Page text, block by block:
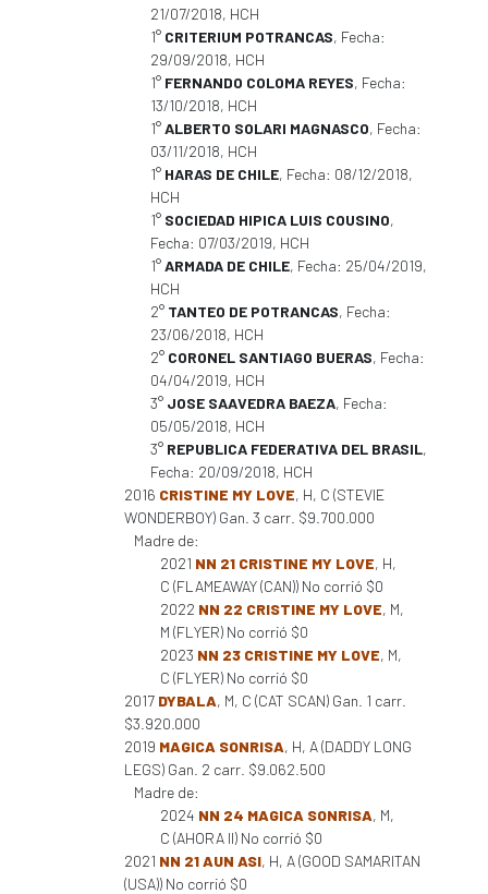
21/07/2018, HCH
1° CRITERIUM POTRANCAS, Fecha:
29/09/2018, HCH
1° FERNANDO COLOMA REYES, Fecha:
13/10/2018, HCH
1°ALBERTO SOLARI MAGNASCO, Fecha:
03/11/2018, HCH
1° HARAS DE CHILE, Fecha: 08/12/2018,
HCH
1° SOCIEDAD HIPICA LUIS COUSINO,
Fecha: 07/03/2019, HCH
1°ARMADA DE CHILE, Fecha: 25/04/2019,
HCH
2° TANTEO DE POTRANCAS, Fecha:
23/06/2018, HCH
2° CORONEL SANTIAGO BUERAS, Fecha:
04/04/2019, HCH
3° JOSE SAAVEDRA BAEZA, Fecha:
05/05/2018, HCH
3° REPUBLICA FEDERATIVA DEL BRASIL,
Fecha: 20/09/2018, HCH
2016 CRISTINE MY LOVE, H, C (STEVIE
WONDERBOY) Gan. 3 carr. $9.700.000
Madre de:
2021 NN 21 CRISTINE MY LOVE, H,
C (FLAMEAWAY (CAN)) No corrió $0
2022 NN 22 CRISTINE MY LOVE, M,
M (FLYER) No corrió $0
2023 NN 23 CRISTINE MY LOVE, M,
C (FLYER) No corrió $0
2017 DYBALA, M, C (CAT SCAN) Gan. 1 carr.
$3.920.000
2019 MAGICA SONRISA, H, A (DADDY LONG
LEGS) Gan. 2 carr. $9.062.500
Madre de:
2024 NN 24 MAGICA SONRISA, M,
C (AHORA II) No corrió $0
2021 NN 21 AUN ASI, H, A (GOOD SAMARITAN
(USA)) No corrió $0